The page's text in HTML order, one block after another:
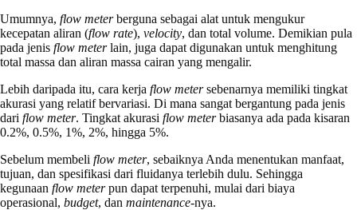
Umumnya, flow meterberguna sebagai alat untuk mengukur
kecepatan aliran (flow rate), velocity, dan total volume. Demikian pula
pada jenis flow meterlain, juga dapat digunakan untuk menghitung
total massa dan aliran massa cairan yang mengalir.
Lebih daripada itu, cara kerja flow metersebenarnya memiliki tingkat
akurasi yang relatif bervariasi. Di mana sangat bergantung pada jenis
dari flow meter. Tingkat akurasi flow meterbiasanya ada pada kisaran
0.2%, 0.5%, 1%, 2%, hingga 5%.
Sebelum membeli flow meter, sebaiknya Anda menentukan manfaat,
tujuan, dan spesifikasi dari fluidanya terlebih dulu. Sehingga
kegunaan flow meterpun dapat terpenuhi, mulai dari biaya
operasional, budget, dan maintenance-nya.